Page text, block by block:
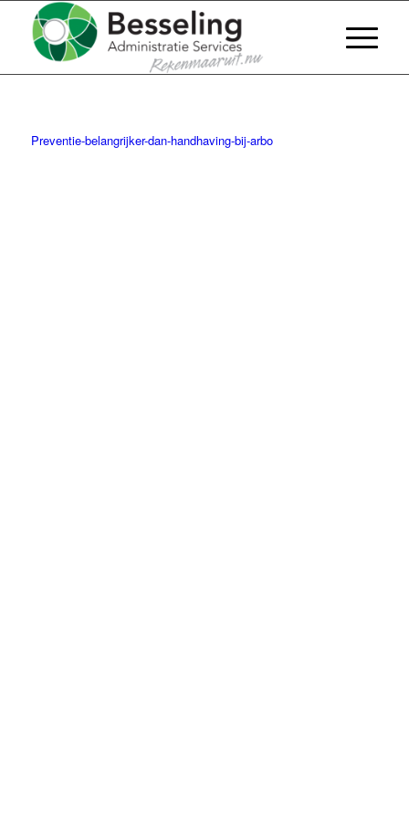
Preventie-belangrijker-dan-handhaving-bij-arbo